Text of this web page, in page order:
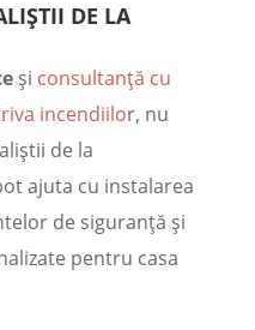
DE LA
și consultanță cu
incendiilor, nu
de la
ajuta cu instalarea
de siguranță și
pentru casa